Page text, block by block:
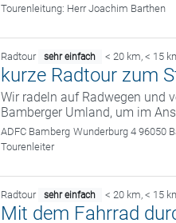
Tourenleitung: Herr Joachim Barthen
Radtour sehr einfach < 20 km, < 15
kurze Radtour zum
Wir radeln auf Radwegen und
Bamberger Umland, um im
ADFC Bamberg Wunderburg 4 96050
Tourenleiter
Radtour sehr einfach < 20 km, < 15
Mit dem Fahrrad